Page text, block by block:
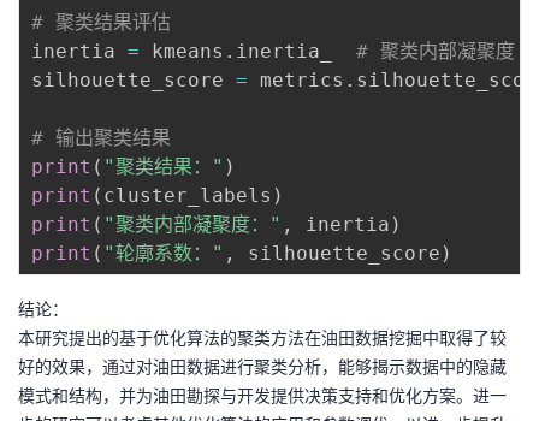
# 聚类结果评估
inertia = kmeans . inertia_ # 聚类内部凝聚度
silhouette_score = metrics .
# 输出聚类结果
print ( "聚类结果：" )
print ( cluster_labels )
print ( "聚类内部凝聚度：" , inertia )
print ( "轮廓系数：" , silhouette_score )
结论：
本研究提出的基于优化算法的聚类方法在油田数据挖掘中取得了较
好的效果，通过对油田数据进行聚类分析，能够揭示数据中的隐藏
模式和结构，并为油田勘探与开发提供决策支持和优化方案。进一